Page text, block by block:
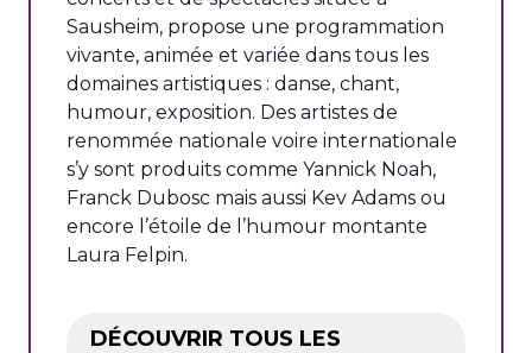
Sausheim, propose une programmation
vivante, animée et variée dans tous les
domaines artistiques : danse, chant,
humour, exposition. Des artistes de
renommée nationale voire internationale
s’y sont produits comme Yannick Noah,
Franck Dubosc mais aussi Kev Adams ou
encore l’étoile de l’humour montante
Laura Felpin.
DÉCOUVRIR TOUS LES